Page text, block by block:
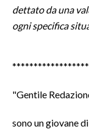
NOTIZIE
dettato da una
ogni specifica
"Gentile
sono un giovane